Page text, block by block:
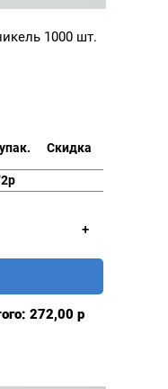
1000 шт.
Скидка
+
272,00 р